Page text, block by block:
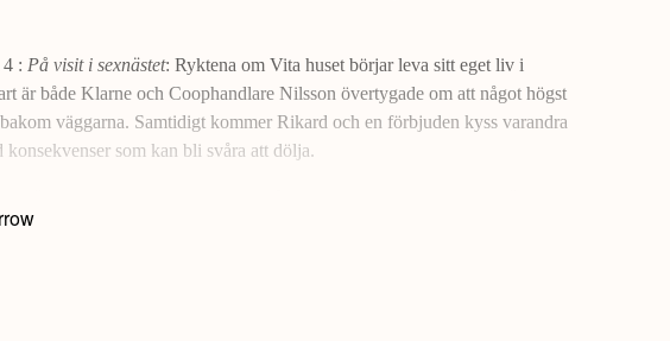
: På visit i sexnästet: Ryktena om Vita huset börjar leva sitt eget liv i
är både Klarne och Coophandlare Nilsson övertygade om att något högst
väggarna. Samtidigt kommer Rikard och en förbjuden kyss varandra
konsekvenser som kan bli svåra att dölja.
och utvidgad version.